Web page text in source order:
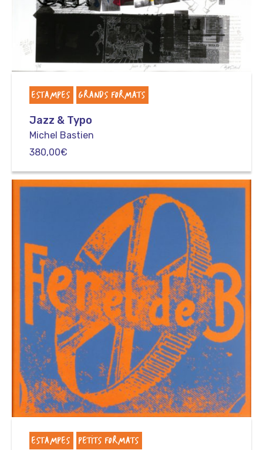
ESTAMPES GRANDS FORMATS
Jazz & Typo
Michel Bastien
380,00€
ESTAMPES PETITS FORMATS